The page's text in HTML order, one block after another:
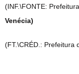
(INF.\FONTE:
Venécia)
(FT.\CRÉD.: Prefeitura